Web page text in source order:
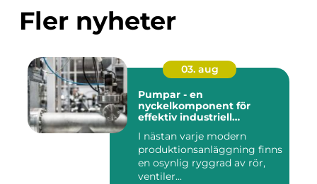
Fler nyheter
03. aug
Pumpar - en
nyckelkomponent för
effektiv industriell
I nästan varje modern
produktionsanläggning finns
en osynlig ryggrad av rör,
ventiler...